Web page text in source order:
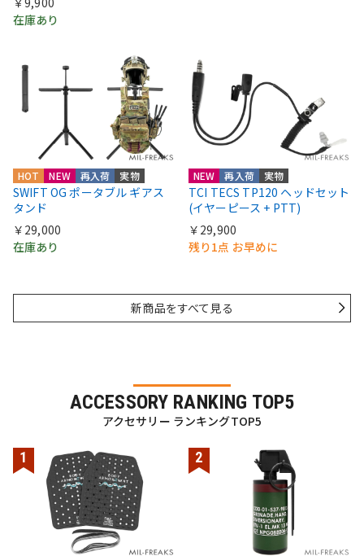
在庫あり
HOT NEW 再入荷 実物
SWIFT OG ポータブル ギアス
タンド
￥29,000
在庫あり
NEW 再入荷 実物
TCI TECS TP120 ヘッドセット
(イヤーピース + PTT)
￥29,900
残り1点 お早めに
新商品をすべて見る
ACCESSORY RANKING TOP5
アクセサリー ランキングTOP5